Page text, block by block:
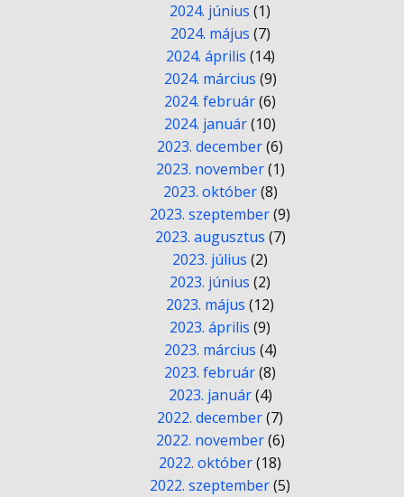
2024. június (1)
2024. május (7)
2024. április (14)
2024. március (9)
2024. február(6)
2024. január(10)
2023. december(6)
2023. november(1)
2023. október(8)
2023. szeptember(9)
2023. augusztus (7)
2023. július (2)
2023. június (2)
2023. május (12)
2023. április (9)
2023. március (4)
2023. február(8)
2023. január(4)
2022. december(7)
2022. november(6)
2022. október(18)
2022. szeptember(5)